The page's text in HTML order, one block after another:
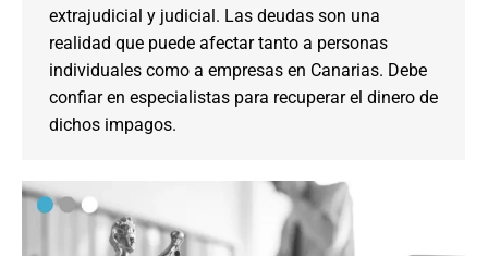
extrajudicial y judicial. Las deudas son una
realidad que puede afectar tanto a personas
individuales como a empresas en Canarias. Debe
confiar en especialistas para recuperar el dinero de
dichos impagos.